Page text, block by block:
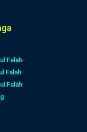
Falah
Falah
Falah